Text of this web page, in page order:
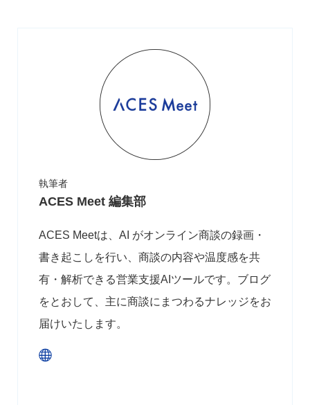
執筆者
ACES Meet 編集部
ACES Meetは、AI がオンライン商談の録画・
書き起こしを行い、商談の内容や温度感を共
有・解析できる営業支援AIツールです。ブログ
をとおして、主に商談にまつわるナレッジをお
届けいたします。